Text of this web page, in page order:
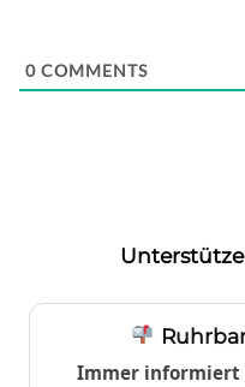
0 COMMENTS
Immer informiert